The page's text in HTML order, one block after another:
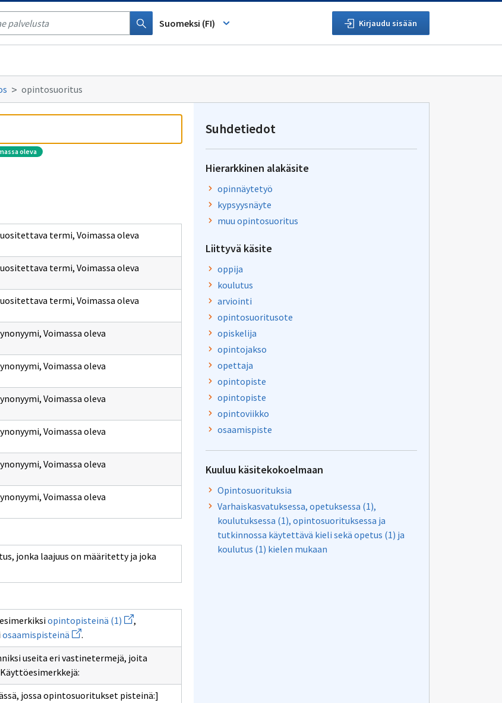
Tyhjennä
haku
Suomeksi (FI) Kirjaudu sisään
opintosuoritus
oleva
termi, Voimassa oleva
termi, Voimassa oleva
termi, Voimassa oleva
, Voimassa oleva
, Voimassa oleva
, Voimassa oleva
, Voimassa oleva
, Voimassa oleva
, Voimassa oleva
jonka laajuus on määritetty ja joka
opintopisteinä (1) Avaa
uuden
sivulle
opintopisteinä
(1)
,
osaamispisteinä Avaa
uuden
ikkunan
sivulle
osaamispisteinä
.
useita eri vastinetermejä, joita
jossa opintosuoritukset pisteinä:]
Suhdetiedot
Hierarkkinen alakäsite
opinnäytetyö
kypsyysnäyte
muu opintosuoritus
Liittyvä käsite
oppija
koulutus
arviointi
opintosuoritusote
opiskelija
opintojakso
opettaja
opintopiste
opintopiste
opintoviikko
osaamispiste
Kuuluu käsitekokoelmaan
Opintosuorituksia
Varhaiskasvatuksessa, opetuksessa (1),
koulutuksessa (1), opintosuorituksessa ja
tutkinnossa käytettävä kieli sekä opetus (1) ja
koulutus (1) kielen mukaan